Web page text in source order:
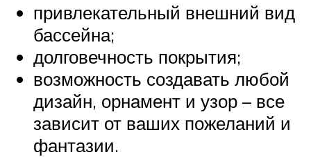
привлекательный внешний вид
бассейна;
долговечность покрытия;
возможность создавать любой
дизайн, орнамент и узор – все
зависит от ваших пожеланий и
фантазии.